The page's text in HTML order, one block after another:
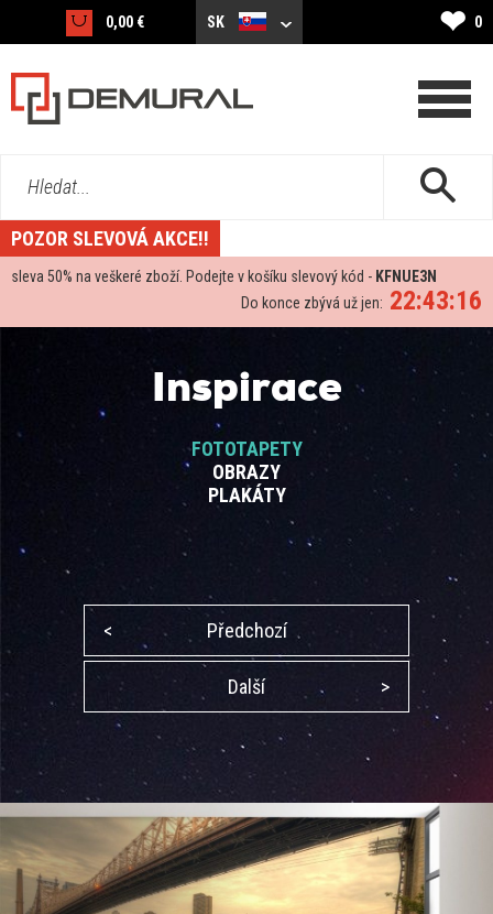
0,00 € SK ❤ 0
Hledat...
POZOR SLEVOVÁ AKCE!!
sleva 50% na veškeré zboží. Podejte v košíku slevový kód - KFNUE3N
22:43:15
Do konce zbývá už jen:
Inspirace
FOTOTAPETY
OBRAZY
PLAKÁTY
< Předchozí
Další >